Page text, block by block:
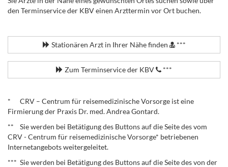
den Terminservice der KBV einen Arzttermin vor Ort buchen.
Stationären Arzt in Ihrer Nähe finden ***
Zum Terminservice der KBV ***
* CRV – Centrum für reisemedizinische Vorsorge ist eine
Firmierung der Praxis Dr. med. Andrea Gontard.
** Sie werden bei Betätigung des Buttons auf die Seite des vom
CRV - Centrum für reisemedizinische Vorsorge* betriebenen
Internetangebots weitergeleitet.
*** Sie werden bei Betätigung des Buttons auf die Seite des von der